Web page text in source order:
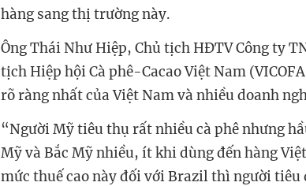
hàng sang thị trường này.
Ông Thái Như Hiệp, Chủ tịch HĐTV Công ty
tịch Hiệp hội Cà phê-Cacao Việt Nam
rõ ràng nhất của Việt Nam và nhiều doanh
“Người Mỹ tiêu thụ rất nhiều cà phê nhưng
Mỹ và Bắc Mỹ nhiều, ít khi dùng đến hàng
mức thuế cao này đối với Brazil thì người